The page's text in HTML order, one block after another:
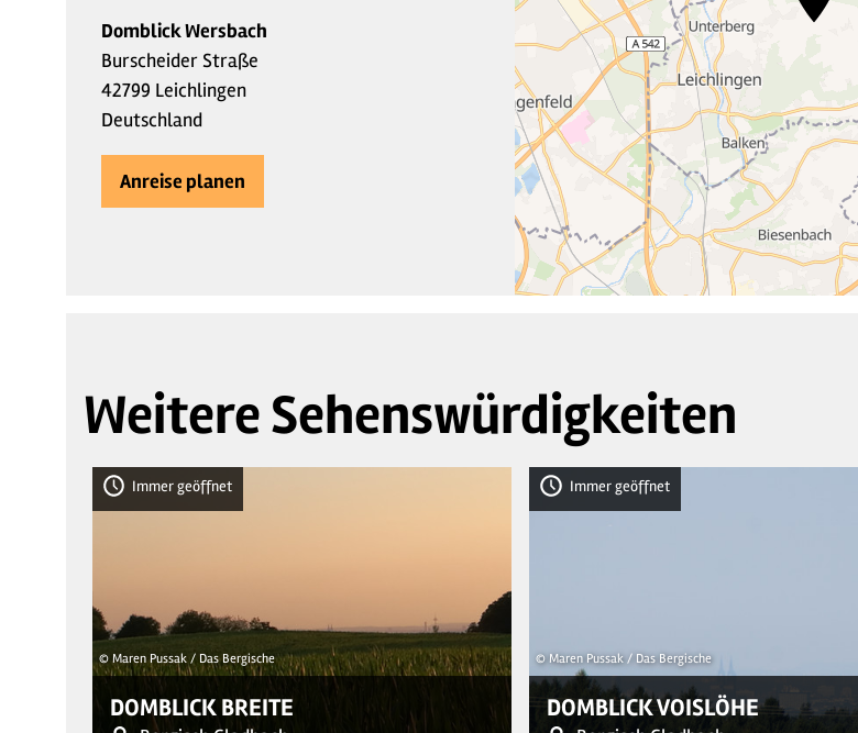
Domblick Wersbach
Burscheider Straße
42799 Leichlingen
Deutschland
Anreise planen
Weitere Sehenswürdigkeiten
Immer geöffnet
© Maren Pussak / Das Bergische
DOMBLICK BREITE
Immer geöffnet
© Maren Pussak / Das Bergische
DOMBLICK VOISLÖHE